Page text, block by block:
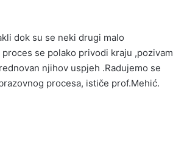
dok su se neki drugi malo
se polako privodi kraju ,pozivam
njihov uspjeh .Radujemo se
procesa, ističe prof.Mehić.